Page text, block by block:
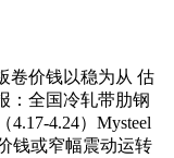
价钱以稳为从 估
：全国冷轧带肋钢
4.24）Mysteel
钱或窄幅震动运转